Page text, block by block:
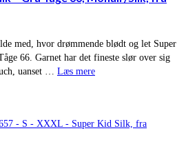
med, hvor drømmende blødt og let Super
66. Garnet har det fineste slør over sig
uanset … Læs mere